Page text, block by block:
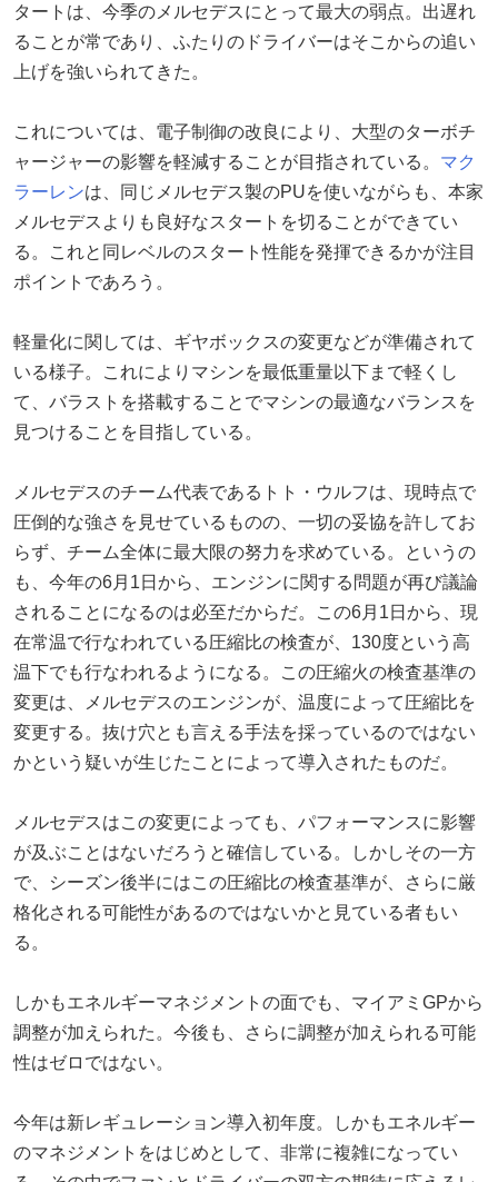
タートは、今季のメルセデスにとって最大の弱点。出遅れ
ることが常であり、ふたりのドライバーはそこからの追い
上げを強いられてきた。
これについては、電子制御の改良により、大型のターボチ
ャージャーの影響を軽減することが目指されている。 マク
ラーレンは、同じメルセデス製のPUを使いながらも、本家
メルセデスよりも良好なスタートを切ることができてい
る。これと同レベルのスタート性能を発揮できるかが注目
ポイントであろう。
軽量化に関しては、ギヤボックスの変更などが準備されて
いる様子。これによりマシンを最低重量以下まで軽くし
て、バラストを搭載することでマシンの最適なバランスを
見つけることを目指している。
メルセデスのチーム代表であるトト・ウルフは、現時点で
圧倒的な強さを見せているものの、一切の妥協を許してお
らず、チーム全体に最大限の努力を求めている。というの
も、今年の6月1日から、エンジンに関する問題が再び議論
されることになるのは必至だからだ。この6月1日から、現
在常温で行なわれている圧縮比の検査が、130度という高
温下でも行なわれるようになる。この圧縮火の検査基準の
変更は、メルセデスのエンジンが、温度によって圧縮比を
変更する。抜け穴とも言える手法を採っているのではない
かという疑いが生じたことによって導入されたものだ。
メルセデスはこの変更によっても、パフォーマンスに影響
が及ぶことはないだろうと確信している。しかしその一方
で、シーズン後半にはこの圧縮比の検査基準が、さらに厳
格化される可能性があるのではないかと見ている者もい
る。
しかもエネルギーマネジメントの面でも、マイアミGPから
調整が加えられた。今後も、さらに調整が加えられる可能
性はゼロではない。
今年は新レギュレーション導入初年度。しかもエネルギー
のマネジメントをはじめとして、非常に複雑になってい